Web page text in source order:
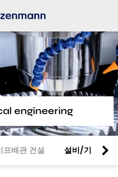
engineering
배관 건설 설비/기계 엔